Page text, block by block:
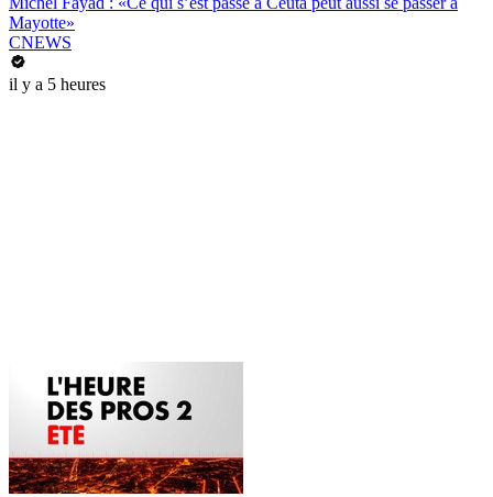
Mayotte»
CNEWS
il y a 5 heures